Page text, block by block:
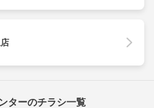
ターのチラシ一覧